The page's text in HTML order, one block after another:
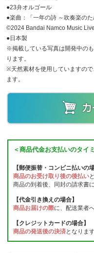
●23弁オルゴール
●楽曲：「一年の詩 ～吹奏楽の
©2024 Bandai Namco Music
●日本製
※掲載している写真は開発中の
ります。
※天然素材を使用していますの
ます。
＜商品代金お支払いのタイ
【郵便振替・コンビニ払いの場
商品のお受け取り後の後払い
商品の到着後、同封の請求書
【代金引き換えの場合】
商品お届けの際に、配送業者
【クレジットカードの場合】
商品の発送後の決済となります